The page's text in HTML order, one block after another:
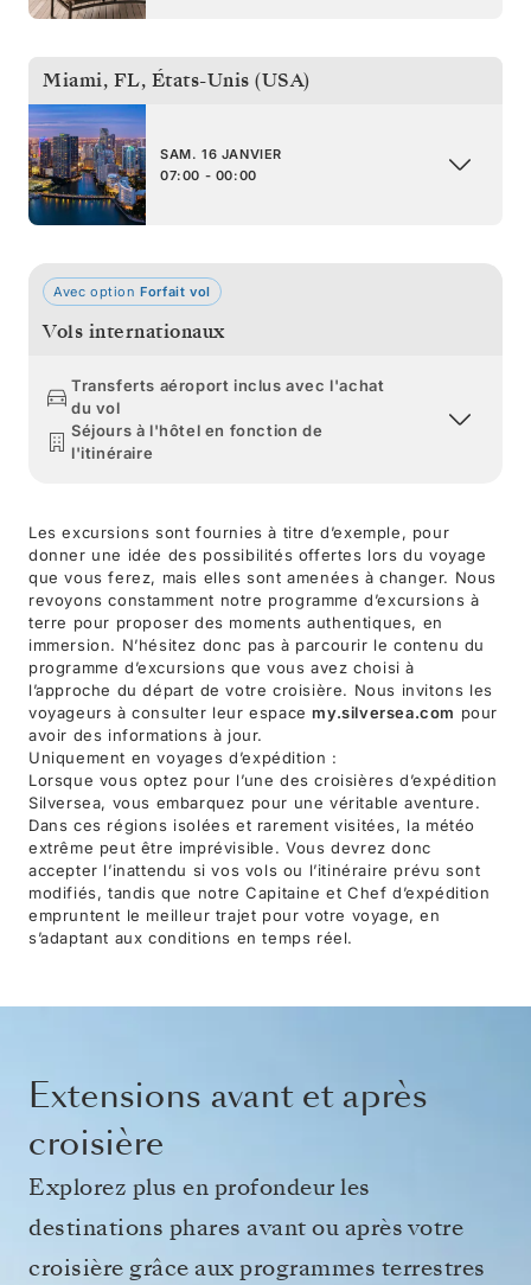
Miami, FL, États-Unis (USA)
SAM. 16 JANVIER
07:00 - 00:00
Avec option Forfait vol
Vols internationaux
Transferts aéroport inclus avec l'achat
du vol
Séjours à l'hôtel en fonction de
l'itinéraire
Les excursions sont fournies à titre d’exemple, pour
donner une idée des possibilités offertes lors du voyage
que vous ferez, mais elles sont amenées à changer. Nous
revoyons constamment notre programme d’excursions à
terre pour proposer des moments authentiques, en
immersion. N’hésitez donc pas à parcourir le contenu du
programme d’excursions que vous avez choisi à
l’approche du départ de votre croisière. Nous invitons les
voyageurs à consulter leur espacemy.silversea.com pour
avoir des informations à jour.
Uniquement en voyages d’expédition :
Lorsque vous optez pour l’une des croisières d’expédition
Silversea, vous embarquez pour une véritable aventure.
Dans ces régions isolées et rarement visitées, la météo
extrême peut être imprévisible. Vous devrez donc
accepter l’inattendu si vos vols ou l’itinéraire prévu sont
modifiés, tandis que notre Capitaine et Chef d’expédition
empruntent le meilleur trajet pour votre voyage, en
s’adaptant aux conditions en temps réel.
Extensions avant et après
croisière
Explorez plus en profondeur les
destinations phares avant ou après votre
croisière grâce aux programmes terrestres